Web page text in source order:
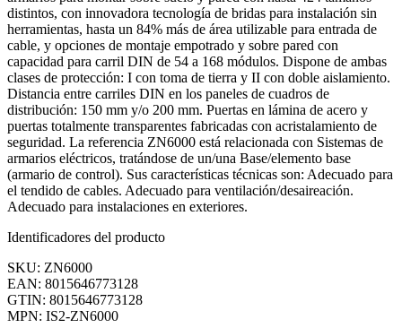
distintos, con innovadora tecnología de bridas para instalación sin
herramientas, hasta un 84% más de área utilizable para entrada de
cable, y opciones de montaje empotrado y sobre pared con
capacidad para carril DIN de 54 a 168 módulos. Dispone de ambas
clases de protección: I con toma de tierra y II con doble aislamiento.
Distancia entre carriles DIN en los paneles de cuadros de
distribución: 150 mm y/o 200 mm. Puertas en lámina de acero y
puertas totalmente transparentes fabricadas con acristalamiento de
seguridad. La referencia ZN6000 está relacionada con Sistemas de
armarios eléctricos, tratándose de un/una Base/elemento base
(armario de control). Sus características técnicas son: Adecuado para
el tendido de cables. Adecuado para ventilación/desaireación.
Adecuado para instalaciones en exteriores.
Identificadores del producto
SKU: ZN6000
EAN: 8015646773128
GTIN: 8015646773128
MPN: IS2-ZN6000